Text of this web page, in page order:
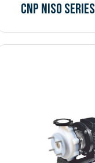
CNP NISO Series